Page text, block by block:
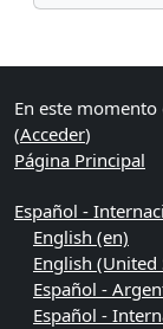
Bloques
En este
(Acceder)
Página Principal
Español -
English ‎(en)‎
English (United
Español -
Español -